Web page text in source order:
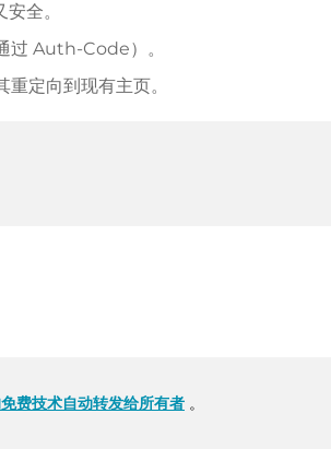
全。
过 Auth-Code）。
定向到现有主页。
后会向您提供 SEPA 银行的详细信息
费技术自动转发给所有者 。